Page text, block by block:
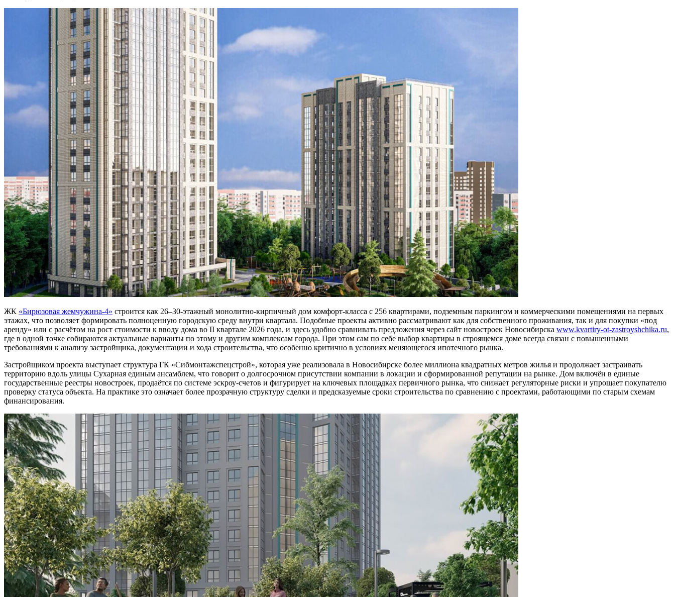
ЖК «Бирюзовая жемчужина-4» строится как 26–30-этажный монолитно-кирпичный дом комфорт-класса с 256 квартирами, подземным паркингом и коммерческими помещениями на первых
этажах, что позволяет формировать полноценную городскую среду внутри квартала. Подобные проекты активно рассматривают как для собственного проживания, так и для покупки «под
аренду» или с расчётом на рост стоимости к вводу дома во II квартале 2026 года, и здесь удобно сравнивать предложения через сайт новостроек Новосибирска www.kvartiry-ot-zastroyshchika.ru,
где в одной точке собираются актуальные варианты по этому и другим комплексам города. При этом сам по себе выбор квартиры в строящемся доме всегда связан с повышенными
требованиями к анализу застройщика, документации и хода строительства, что особенно критично в условиях меняющегося ипотечного рынка.
Застройщиком проекта выступает структура ГК «Сибмонтажспецстрой», которая уже реализовала в Новосибирске более миллиона квадратных метров жилья и продолжает застраивать
территорию вдоль улицы Сухарная единым ансамблем, что говорит о долгосрочном присутствии компании в локации и сформированной репутации на рынке. Дом включён в единые
государственные реестры новостроек, продаётся по системе эскроу-счетов и фигурирует на ключевых площадках первичного рынка, что снижает регуляторные риски и упрощает покупателю
проверку статуса объекта. На практике это означает более прозрачную структуру сделки и предсказуемые сроки строительства по сравнению с проектами, работающими по старым схемам
финансирования.